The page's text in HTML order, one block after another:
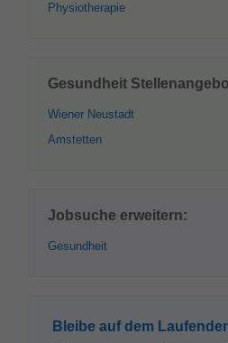
Physiotherapie
Gesundheit
Wiener Neustadt
Amstetten
Jobsuche erweitern:
Gesundheit
Bleibe auf dem